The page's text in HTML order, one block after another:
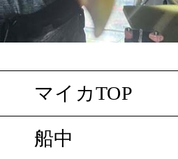
マイカTOP
船中